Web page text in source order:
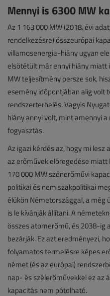
Mennyi is 6300 MW
Az 1 163 000 MW (2018. évi
rendelkezésre) összeurópai
villamosenergia-hiány ugyan
elsötétült már ennyi hiány miatt
MW teljesítmény persze sok,
esemény időpontjában alig volt
rendszerterhelés. Vagyis
hiány annyi volt, mint amennyi
fogyasztás.
Az igazi kérdés az, hogy mi lesz
az erőművek elöregedése miatt
170 000 MW szénerőművi
politikai és nem szakpolitikai
élükön Németországgal, a
is le kívánják állítani. A
összes atomerőmű, és 2038-ig
bezárják. Ez azt eredményezi,
folyamatos termelésre képes
német (és az európai)
nap- és szélerőművekkel ez az
kapacitás nem pótolható.